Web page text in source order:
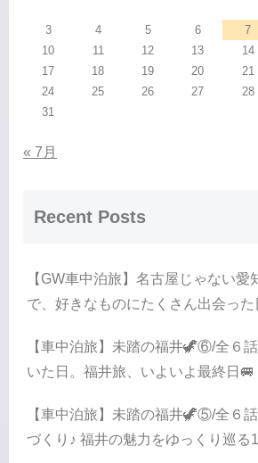
3
4 5 6 7
10
11 12 13 14
17
18 19 20 21
24
25 26 27 28
31
« 7月
Recent Posts
【GW車中泊旅】名古屋じゃない
で、好きなものにたくさん出会った
【車中泊旅】未踏の福井🦖⑥/全６
いた日。福井旅、いよいよ最終日🚐
【車中泊旅】未踏の福井🦖⑤/全６
づくり♪ 福井の魅力をゆっくり巡る